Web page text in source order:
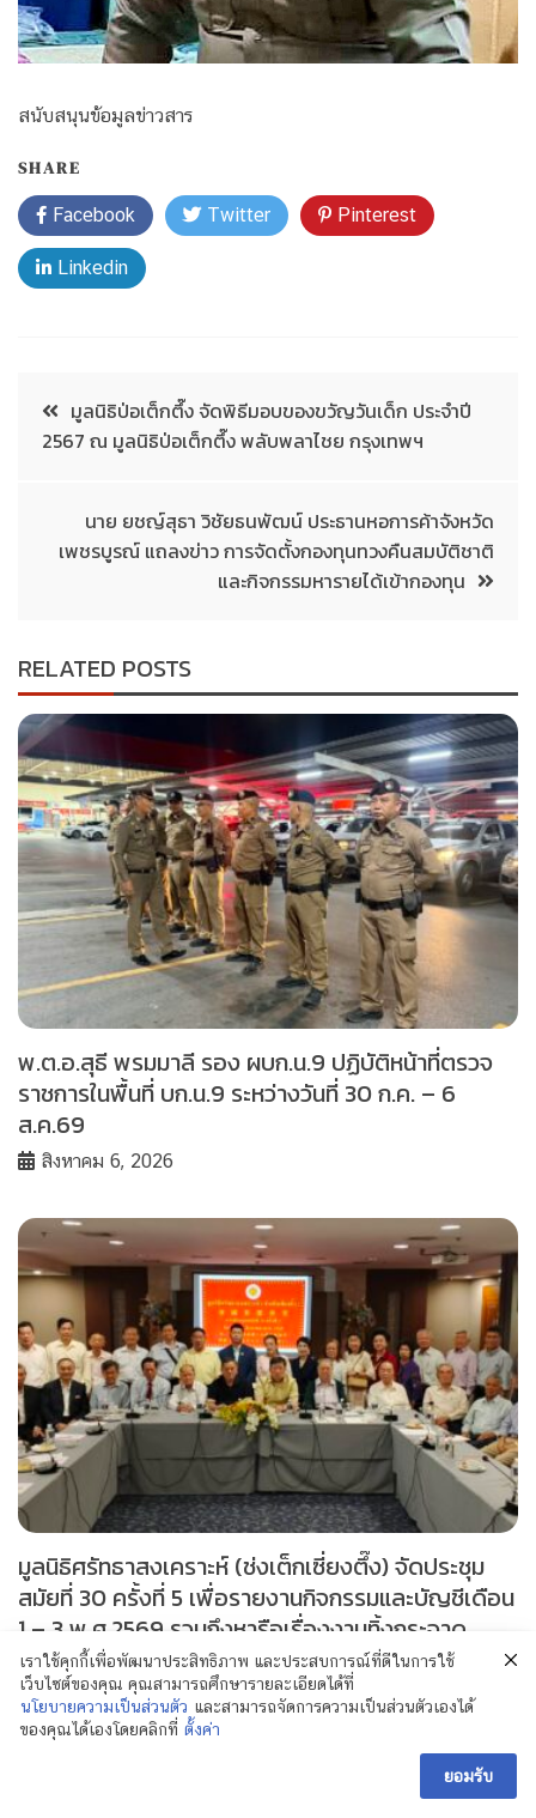
สนับสนุนข้อมูลข่าวสาร
SHARE
Facebook Twitter Pinterest
Linkedin
มูลนิธิป่อเต็กตึ๊ง จัดพิธีมอบของขวัญวันเด็ก ประจำปี
2567 ณ มูลนิธิป่อเต็กตึ๊ง พลับพลาไชย กรุงเทพฯ
นาย ยชญ์สุธา วิชัยธนพัฒน์ ประธานหอการค้าจังหวัด
เพชรบูรณ์ แถลงข่าว การจัดตั้งกองทุนทวงคืนสมบัติชาติ
และกิจกรรมหารายได้เข้ากองทุน
RELATED POSTS
พ.ต.อ.สุธี พรมมาลี รอง ผบก.น.9 ปฏิบัติหน้าที่ตรวจ
ราชการในพื้นที่ บก.น.9 ระหว่างวันที่ 30 ก.ค. – 6
ส.ค.69
สิงหาคม 6, 2026
มูลนิธิศรัทธาสงเคราะห์ (ช่งเต็กเซี่ยงตึ๊ง) จัดประชุม
สมัยที่ 30 ครั้งที่ 5 เพื่อรายงานกิจกรรมและบัญชีเดือน
1 – 3 พ.ศ.2569 รวมถึงหารือเรื่องงานทิ้งกระจาด
ประจำปี 2569
สิงหาคม 3, 2026
เราใช้คุกกี้เพื่อพัฒนาประสิทธิภาพ และประสบการณ์ที่ดีในการใช้
เว็บไซต์ของคุณ คุณสามารถศึกษารายละเอียดได้ที่
นโยบายความเป็นส่วนตัว และสามารถจัดการความเป็นส่วนตัวเองได้
ของคุณได้เองโดยคลิกที่ ตั้งค่า
ยอมรับ